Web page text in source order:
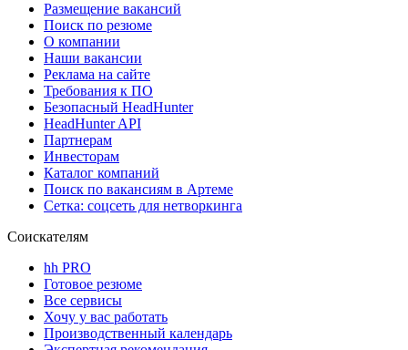
Размещение вакансий
Поиск по резюме
О компании
Наши вакансии
Реклама на сайте
Требования к ПО
Безопасный HeadHunter
HeadHunter API
Партнерам
Инвесторам
Каталог компаний
Поиск по вакансиям в Артеме
Сетка: соцсеть для нетворкинга
Соискателям
hh PRO
Готовое резюме
Все сервисы
Хочу у вас работать
Производственный календарь